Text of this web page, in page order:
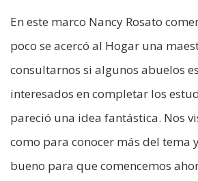
En este marco Nancy Rosato
poco se acercó al Hogar una
consultarnos si algunos abuelos
interesados en completar los
pareció una idea fantástica. Nos
como para conocer más del tema
bueno para que comencemos